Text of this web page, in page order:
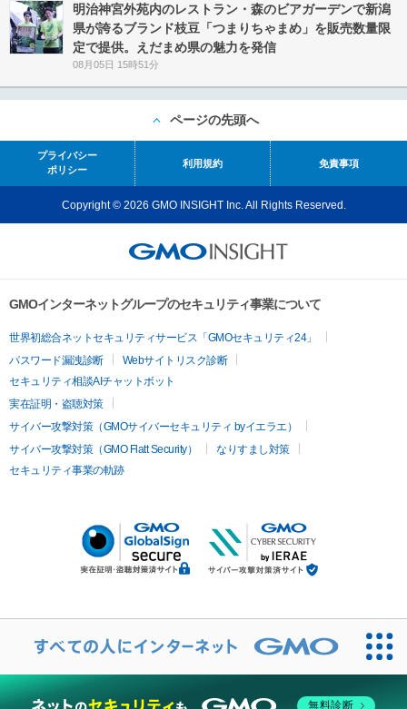
明治神宮外苑内のレストラン・森のビアガーデンで新潟
県が誇るブランド枝豆「つまりちゃまめ」を販売数量限
定で提供。えだまめ県の魅力を発信
08月05日 15時51分
ページの先頭へ
プライバシー
ポリシー
利用規約 免責事項
Copyright © 2026 GMO INSIGHT Inc. All Rights Reserved.
GMOインターネットグループのセキュリティ事業について
世界初総合ネットセキュリティサービス「GMOセキュリティ24」
パスワード漏洩診断
Webサイトリスク診断
セキュリティ相談AIチャットボット
実在証明・盗聴対策
サイバー攻撃対策（GMOサイバーセキュリティ byイエラエ）
サイバー攻撃対策（GMO Flatt Security）
なりすまし対策
セキュリティ事業の軌跡
無料診断